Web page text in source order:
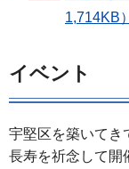
1,714KB）
イベント
宇堅区を築いてき
長寿を祈念して開